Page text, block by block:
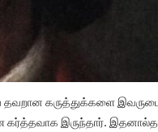
கருத்துக்களை இவருடைய
கர்த்தவாக இருந்தார்.